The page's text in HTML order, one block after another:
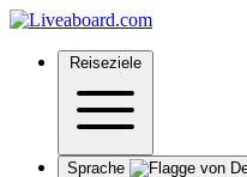
Reiseziele
Sprache